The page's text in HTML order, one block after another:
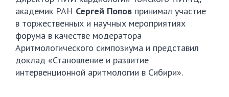
академик РАН Сергей Попов принимал участие
в торжественных и научных мероприятиях
форума в качестве модератора
Аритмологического симпозиума и представил
доклад «Становление и развитие
интервенционной аритмологии в Сибири».